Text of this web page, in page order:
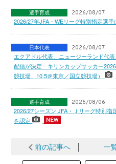
選手育成 2026/08/07
2026/27年JFA・WEリーグ特別指定選
日本代表 2026/08/07
エクアドル代表、ニュージーランド代
配信が決定 キリンカップサッカー
競技場、10.5＠東京／国立競技場）
選手育成 2026/08/06
2026/27シーズン JFA・Ｊリーグ特別指
を認定
前の記事へ 一